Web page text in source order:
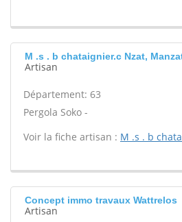
M .s . b chataignier.c Nzat,
Artisan
Département: 63
Pergola Soko -
Voir la fiche artisan : M .s . b
Concept immo travaux Wattrelos
Artisan